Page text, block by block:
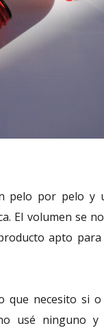
pelo por pelo y
El volumen se
apto
que necesito si
usé ninguno y